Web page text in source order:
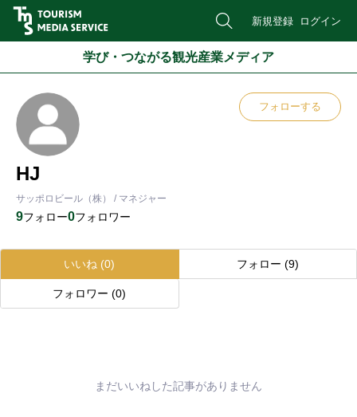
新規登録 ログイン
学び・つながる観光産業メディア
HJ
サッポロビール（株） / マネジャー
9フォロー0フォロワー
フォローする
いいね (0) フォロー (9)
フォロワー (0)
まだいいねした記事がありません